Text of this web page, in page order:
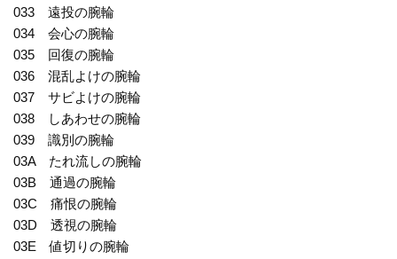
033 遠投の腕輪
034 会心の腕輪
035 回復の腕輪
036 混乱よけの腕輪
037 サビよけの腕輪
038 しあわせの腕輪
039 識別の腕輪
03A たれ流しの腕輪
03B 通過の腕輪
03C 痛恨の腕輪
03D 透視の腕輪
03E 値切りの腕輪